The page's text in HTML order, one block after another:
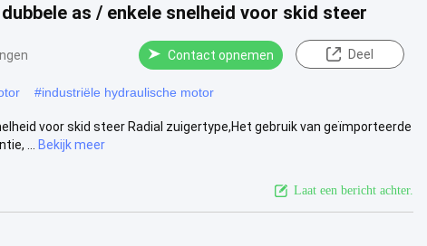
as / enkele snelheid voor skid steer
Contact opnemen Deel
#industriële hydraulische motor
voor skid steer Radial zuigertype,Het gebruik van geïmporteerde
...
Bekijk meer
Laat een bericht achter.